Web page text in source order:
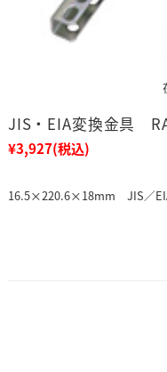
JIS・EIA変換金具
¥3,927(税込)
16.5×220.6×18mm JIS／